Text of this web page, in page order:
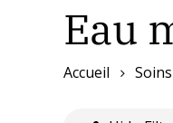
Eau
Accueil